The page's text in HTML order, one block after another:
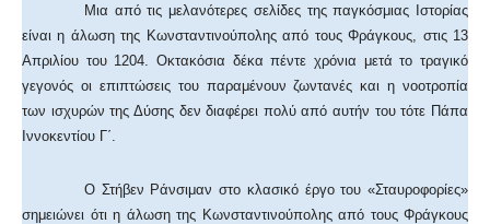
Μια από τις μελανότερες σελίδες της παγκόσμιας Ιστορίας
είναι η άλωση της Κωνσταντινούπολης από τους Φράγκους, στις 13
Απριλίου του 1204. Οκτακόσια δέκα πέντε χρόνια μετά το τραγικό
γεγονός οι επιπτώσεις του παραμένουν ζωντανές και η νοοτροπία
των ισχυρών της Δύσης δεν διαφέρει πολύ από αυτήν του τότε Πάπα
Ιννοκεντίου Γ΄.
Ο Στήβεν Ράνσιμαν στο κλασικό έργο του «Σταυροφορίες»
σημειώνει ότι η άλωση της Κωνσταντινούπολης από τους Φράγκους